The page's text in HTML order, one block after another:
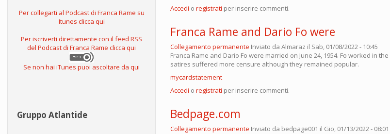
Per collegarti al Podcast di Franca Rame su
Itunes clicca qui
Per iscriverti direttamente con il feed RSS
del Podcast di Franca Rame clicca qui
Se non hai iTunes puoi ascoltare da qui
Gruppo Atlantide
Accedi o registrati per inserire commenti.
Franca Rame and Dario Fo were
Collegamento permanente Inviato da Almaraz il Sab, 01/08/2022 - 10:45
Franca Rame and Dario Fo were married on June 24, 1954. Fo worked in the
satires suffered more censure although they remained popular.
mycardstatement
Accedi o registrati per inserire commenti.
Bedpage.com
Collegamento permanente Inviato da bedpage001 il Gio, 01/13/2022 - 08:01